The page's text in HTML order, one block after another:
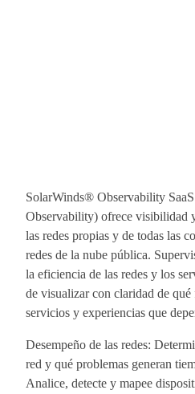
SolarWinds® Observability
Observability) ofrece visibilidad
las redes propias y de todas las
redes de la nube pública.
la eficiencia de las redes y los
de visualizar con claridad de
servicios y experiencias que
Desempeño de las redes:
red y qué problemas generan
Analice, detecte y mapee